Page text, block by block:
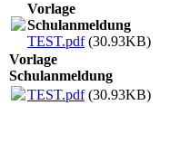
Vorlage
Schulanmeldung
TEST.pdf(30.93KB)
Vorlage
Schulanmeldung
TEST.pdf(30.93KB)